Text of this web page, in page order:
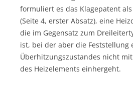
formuliert es das Klagepatent
(Seite 4, erster Absatz), eine
die im Gegensatz zum
ist, bei der aber die Feststellung
Überhitzungszustandes nicht
des Heizelements einhergeht.